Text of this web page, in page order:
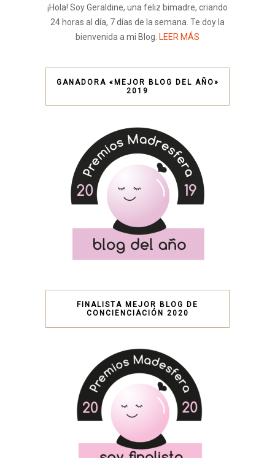
¡Hola! Soy Geraldine, una feliz bimadre, criando
24 horas al día, 7 días de la semana. Te doy la
bienvenida a mi Blog. LEER MÁS
GANADORA «MEJOR BLOG DEL AÑO»
2019
FINALISTA MEJOR BLOG DE
CONCIENCIACIÓN 2020